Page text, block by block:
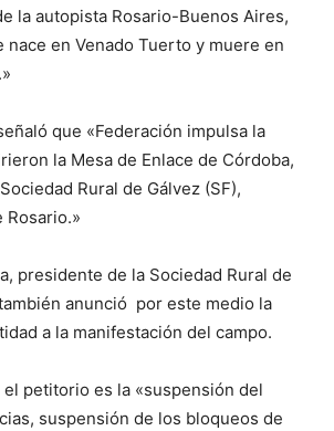
la autopista Rosario-Buenos Aires,
nace en Venado Tuerto y muere en
que «Federación impulsa la
la Mesa de Enlace de Córdoba,
Rural de Gálvez (SF),
Rosario.»
presidente de la Sociedad Rural de
anunció por este medio la
a la manifestación del campo.
petitorio es la «suspensión del
suspensión de los bloqueos de